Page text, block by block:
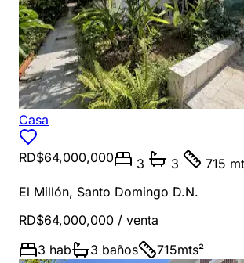
Casa
RD$64,000,000 3 3
715
El Millón, Santo Domingo D.N.
RD$64,000,000 / venta
3 hab 3 baños 715mts²